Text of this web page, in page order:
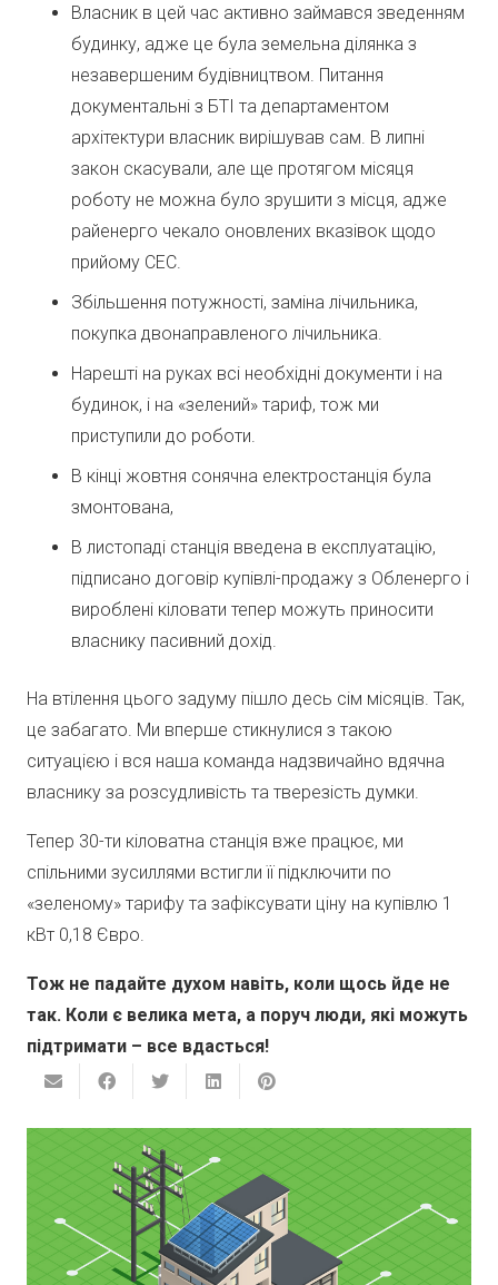
Власник в цей час активно займався зведенням
будинку, адже це була земельна ділянка з
незавершеним будівництвом. Питання
документальні з БТІ та департаментом
архітектури власник вирішував сам. В липні
закон скасували, але ще протягом місяця
роботу не можна було зрушити з місця, адже
райенерго чекало оновлених вказівок щодо
прийому СЕС.
Збільшення потужності, заміна лічильника,
покупка двонаправленого лічильника.
Нарешті на руках всі необхідні документи і на
будинок, і на «зелений» тариф, тож ми
приступили до роботи.
В кінці жовтня сонячна електростанція була
змонтована,
В листопаді станція введена в експлуатацію,
підписано договір купівлі-продажу з Обленерго і
вироблені кіловати тепер можуть приносити
власнику пасивний дохід.
На втілення цього задуму пішло десь сім місяців. Так,
це забагато. Ми вперше стикнулися з такою
ситуацією і вся наша команда надзвичайно вдячна
власнику за розсудливість та тверезість думки.
Тепер 30-ти кіловатна станція вже працює, ми
спільними зусиллями встигли її підключити по
«зеленому» тарифу та зафіксувати ціну на купівлю 1
кВт 0,18 Євро.
Тож не падайте духом навіть, коли щось йде не
так. Коли є велика мета, а поруч люди, які можуть
підтримати – все вдасться!